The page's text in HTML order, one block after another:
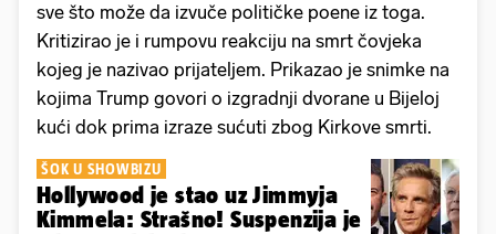
sve što može da izvuče političke poene iz toga.
Kritizirao je i rumpovu reakciju na smrt čovjeka
kojeg je nazivao prijateljem. Prikazao je snimke na
kojima Trump govori o izgradnji dvorane u Bijeloj
kući dok prima izraze sućuti zbog Kirkove smrti.
ŠOK U SHOWBIZU
Hollywood je stao uz Jimmyja
Kimmela: Strašno! Suspenzija je